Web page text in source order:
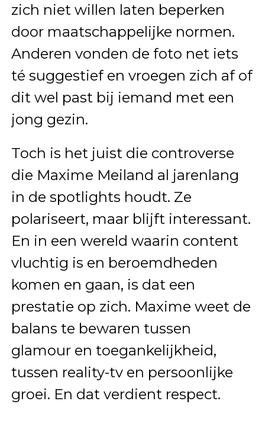
zich niet willen laten beperken
door maatschappelijke normen.
Anderen vonden de foto net iets
té suggestief en vroegen zich af of
dit wel past bij iemand met een
jong gezin.
Toch is het juist die controverse
die Maxime Meiland al jarenlang
in de spotlights houdt. Ze
polariseert, maar blijft interessant.
En in een wereld waarin content
vluchtig is en beroemdheden
komen en gaan, is dat een
prestatie op zich. Maxime weet de
balans te bewaren tussen
glamour en toegankelijkheid,
tussen reality-tv en persoonlijke
groei. En dat verdient respect.